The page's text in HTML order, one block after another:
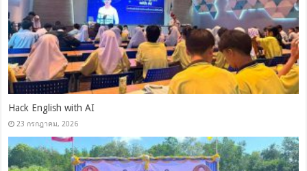
Hack English with AI
23 กรกฎาคม, 2026